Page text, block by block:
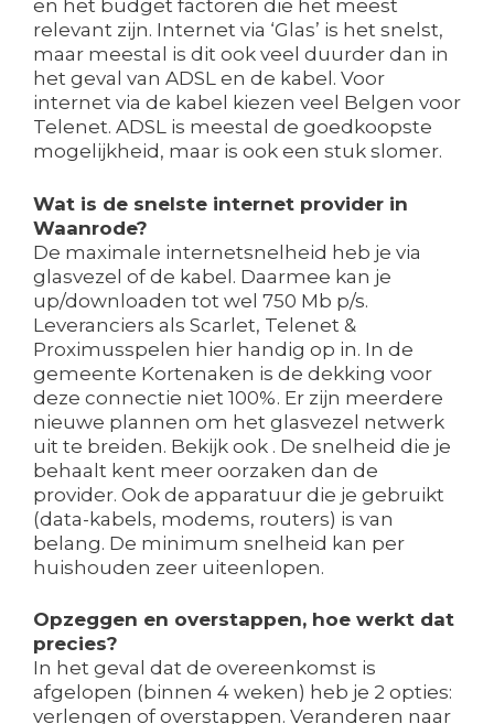
en het budget factoren die het meest
relevant zijn. Internet via ‘Glas’ is het snelst,
maar meestal is dit ook veel duurder dan in
het geval van ADSL en de kabel. Voor
internet via de kabel kiezen veel Belgen voor
Telenet. ADSL is meestal de goedkoopste
mogelijkheid, maar is ook een stuk slomer.
Wat is de snelste internet provider in
Waanrode?
De maximale internetsnelheid heb je via
glasvezel of de kabel. Daarmee kan je
up/downloaden tot wel 750 Mb p/s.
Leveranciers als Scarlet, Telenet &
Proximusspelen hier handig op in. In de
gemeente Kortenaken is de dekking voor
deze connectie niet 100%. Er zijn meerdere
nieuwe plannen om het glasvezel netwerk
uit te breiden. Bekijk ook . De snelheid die je
behaalt kent meer oorzaken dan de
provider. Ook de apparatuur die je gebruikt
(data-kabels, modems, routers) is van
belang. De minimum snelheid kan per
huishouden zeer uiteenlopen.
Opzeggen en overstappen, hoe werkt dat
precies?
In het geval dat de overeenkomst is
afgelopen (binnen 4 weken) heb je 2 opties:
verlengen of overstappen. Veranderen naar